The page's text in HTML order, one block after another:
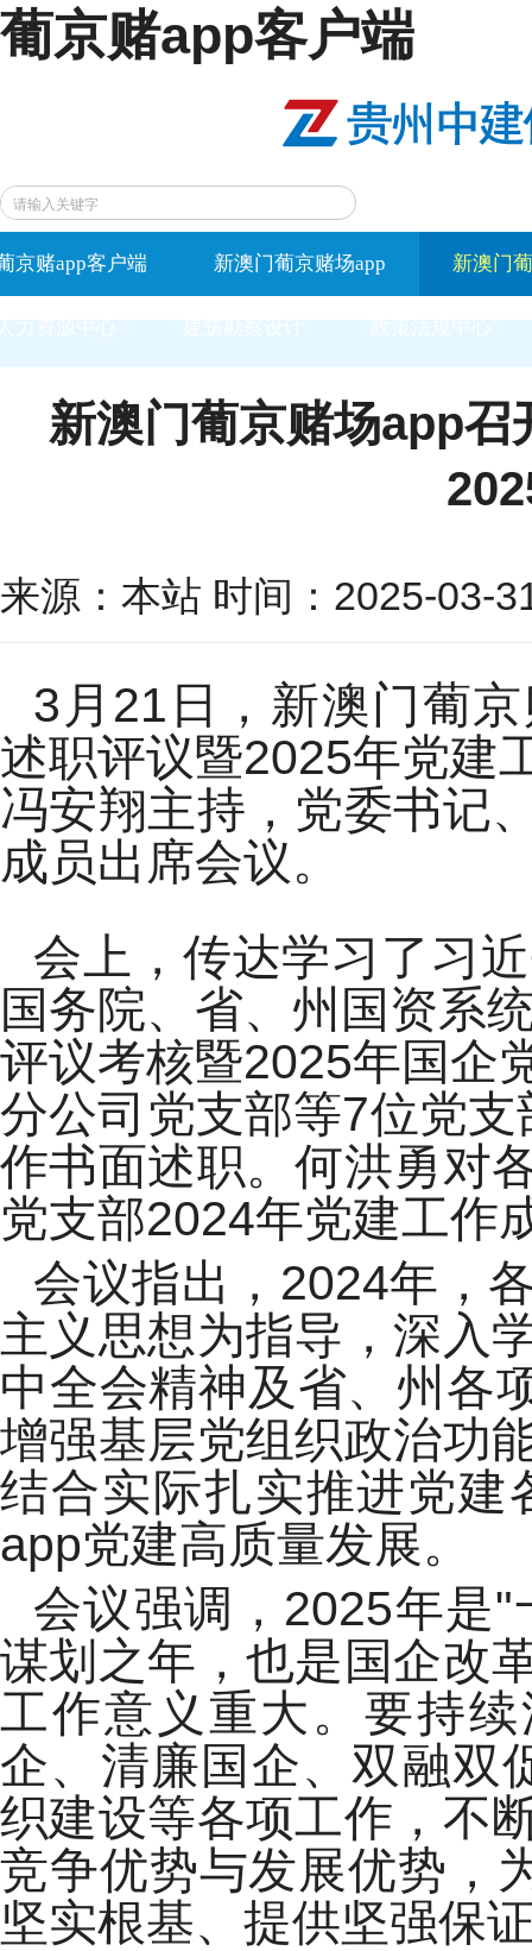
葡京赌app客户端
京赌app客户端 新澳门葡京赌场app 新澳门
力资源中心 建筑勘察设计 政策法规中心
新澳门葡京赌场app召
来源：本站 时间：2025-03-
3月21日，新澳门葡
述职评议暨2025年党建
冯安翔主持，党委书记
成员出席会议。
会上，传达学习了习
国务院、省、州国资系
评议考核暨2025年国企
分公司党支部等7位党
作书面述职。何洪勇对
党支部2024年党建工作
会议指出，2024年，
主义思想为指导，深入
中全会精神及省、州各
增强基层党组织政治功
结合实际扎实推进党建
app党建高质量发展。
会议强调，2025年是
谋划之年，也是国企改
工作意义重大。要持
企、清廉国企、双融双
织建设等各项工作，不
竞争优势与发展优势，
坚实根基、提供坚强保